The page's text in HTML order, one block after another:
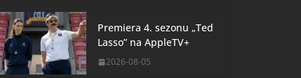
Premiera 4. sezonu „Ted
Lasso” na AppleTV+
2026-08-05